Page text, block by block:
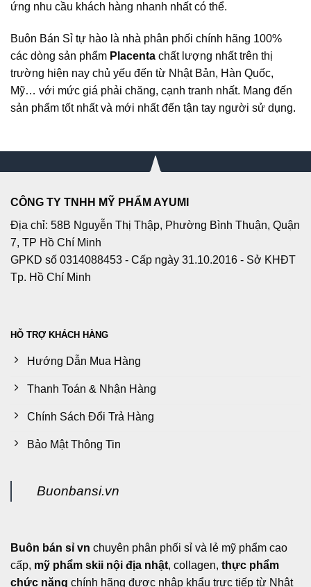
ứng nhu cầu khách hàng nhanh nhất có thể.
Buôn Bán Sỉ tự hào là nhà phân phối chính hãng 100%
các dòng sản phẩm Placenta chất lượng nhất trên thị
trường hiện nay chủ yếu đến từ Nhật Bản, Hàn Quốc,
Mỹ… với mức giá phải chăng, cạnh tranh nhất. Mang đến
sản phẩm tốt nhất và mới nhất đến tận tay người sử dụng.
CÔNG TY TNHH MỸ PHẨM AYUMI
Địa chỉ: 58B Nguyễn Thị Thập, Phường Bình Thuận, Quận
7, TP Hồ Chí Minh
GPKD số 0314088453 - Cấp ngày 31.10.2016 - Sở KHĐT
Tp. Hồ Chí Minh
HỖ TRỢ KHÁCH HÀNG
Hướng Dẫn Mua Hàng
Thanh Toán & Nhận Hàng
Chính Sách Đổi Trả Hàng
Bảo Mật Thông Tin
Buonbansi.vn
Buôn bán sỉ vn chuyên phân phối sỉ và lẻ mỹ phẩm cao
cấp, mỹ phẩm skii nội địa nhật, collagen, thực phẩm
chức năng chính hãng được nhập khẩu trực tiếp từ Nhật